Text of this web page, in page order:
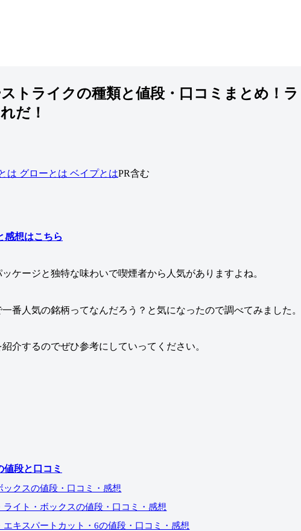
トライクの種類と値段・口コミまとめ！ラ
だ！
は グローとは ベイプとはPR含む
感想はこちら
ケージと独特な味わいで喫煙者から人気がありますよね。
番人気の銘柄ってなんだろう？と気になったので調べてみました。
介するのでぜひ参考にしていってください。
段と口コミ
ックスの値段・口コミ・感想
ライト・ボックスの値段・口コミ・感想
エキスパートカット・6の値段・口コミ・感想